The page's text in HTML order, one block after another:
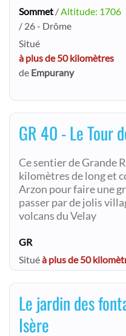
Sommet /Altitude: 1706
/ 26 - Drôme
Situé
à plus de 50 kilomètres
de Empurany
GR 40 - Le Tour
Ce sentier de Grande
kilomètres de long et
Arzon pour faire une
passer par de jolis
volcans du Velay
GR
Situéà plus de 50
Le jardin des
Isère